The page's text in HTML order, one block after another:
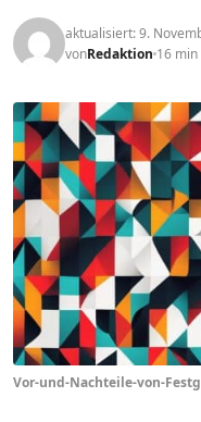
aktualisiert: 9.
vonRedaktion 16
Vor-und-Nachteile-von-